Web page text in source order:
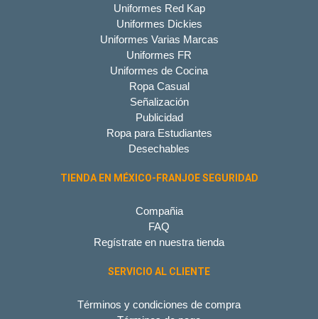
Uniformes Red Kap
Uniformes Dickies
Uniformes Varias Marcas
Uniformes FR
Uniformes de Cocina
Ropa Casual
Señalización
Publicidad
Ropa para Estudiantes
Desechables
TIENDA EN MÉXICO-FRANJOE SEGURIDAD
Compañia
FAQ
Regístrate en nuestra tienda
SERVICIO AL CLIENTE
Términos y condiciones de compra